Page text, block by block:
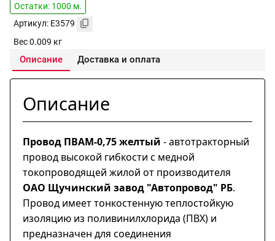
Остатки: 1000 м.
Артикул: E3579
Вес 0.009 кг
Описание Доставка и оплата
Описание
Провод ПВАМ-0,75 желтый - автотракторный
провод высокой гибкости с медной
токопроводящей жилой от производителя
ОАО Щучинский завод "Автопровод" РБ.
Провод имеет тонкостенную теплостойкую
изоляцию из поливинилхлорида (ПВХ) и
предназначен для соединения